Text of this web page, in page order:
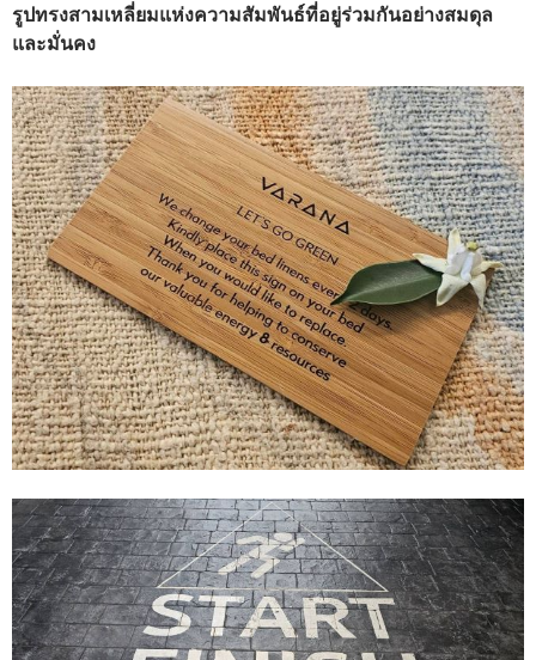
รูปทรงสามเหลี่ยมแห่งความสัมพันธ์ที่อยู่ร่วมกันอย่างสมดุล
และมั่นคง